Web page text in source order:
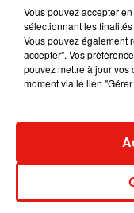
Vous pouvez accepter
sélectionnant les
Vous pouvez également
accepter". Vos
pouvez mettre à jour vos
moment via le lien